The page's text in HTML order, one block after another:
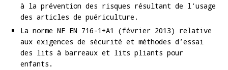
à la prévention des risques résultant de l’usage
des articles de puériculture.
La norme NF EN 716-1+A1 (février 2013) relative
aux exigences de sécurité et méthodes d’essai
des lits à barreaux et lits pliants pour
enfants.